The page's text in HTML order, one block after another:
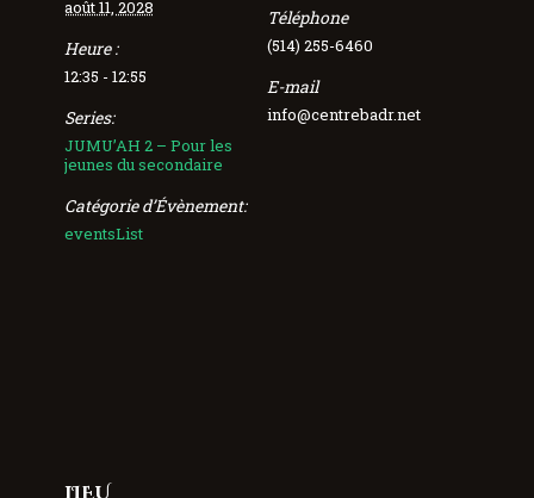
août 11, 2028
Heure :
12:35 - 12:55
Series:
JUMU’AH 2 – Pour les
jeunes du secondaire
Catégorie d’Évènement:
eventsList
Téléphone
(514) 255-6460
E-mail
info@centrebadr.net